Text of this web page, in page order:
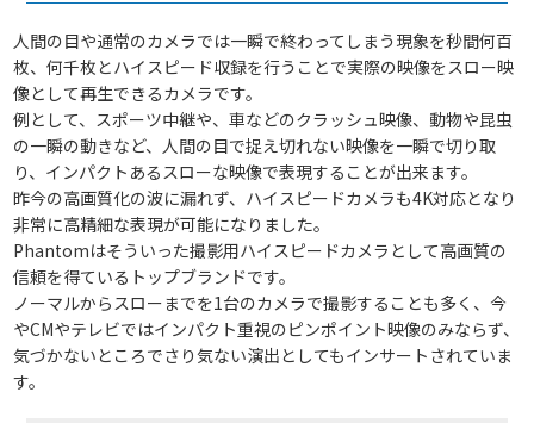
人間の目や通常のカメラでは一瞬で終わってしまう現象を秒間何百
枚、何千枚とハイスピード収録を行うことで実際の映像をスロー映
像として再生できるカメラです。
例として、スポーツ中継や、車などのクラッシュ映像、動物や昆虫
の一瞬の動きなど、人間の目で捉え切れない映像を一瞬で切り取
り、インパクトあるスローな映像で表現することが出来ます。
昨今の高画質化の波に漏れず、ハイスピードカメラも4K対応となり
非常に高精細な表現が可能になりました。
Phantomはそういった撮影用ハイスピードカメラとして高画質の
信頼を得ているトップブランドです。
ノーマルからスローまでを1台のカメラで撮影することも多く、今
やCMやテレビではインパクト重視のピンポイント映像のみならず、
気づかないところでさり気ない演出としてもインサートされていま
す。